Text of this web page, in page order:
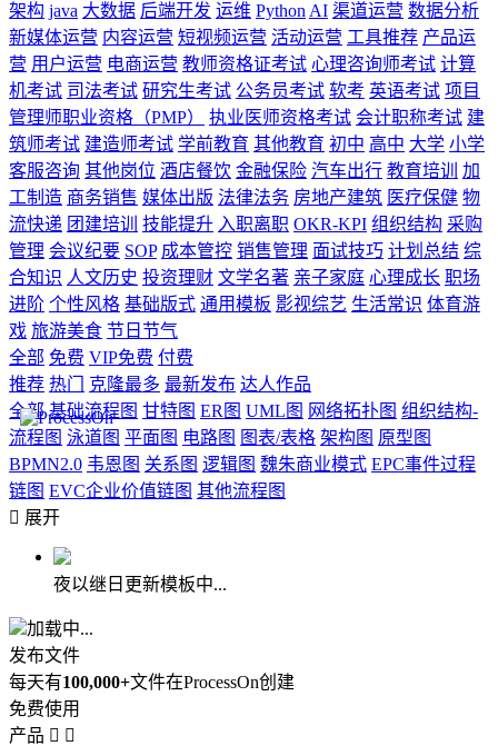
架构 java 大数据 后端开发 运维 Python AI 渠道运营 数据分析
新媒体运营 内容运营 短视频运营 活动运营 工具推荐 产品运
营 用户运营 电商运营 教师资格证考试 心理咨询师考试 计算
机考试 司法考试 研究生考试 公务员考试 软考 英语考试 项目
管理师职业资格（PMP）
执业医师资格考试 会计职称考试 建
筑师考试 建造师考试 学前教育 其他教育 初中 高中 大学 小学
客服咨询 其他岗位 酒店餐饮 金融保险 汽车出行 教育培训
加
工制造 商务销售 媒体出版 法律法务 房地产建筑 医疗保健 物
流快递 团建培训 技能提升 入职离职 OKR-KPI 组织结构 采购
管理 会议纪要 SOP 成本管控 销售管理 面试技巧 计划总结 综
合知识 人文历史 投资理财 文学名著 亲子家庭 心理成长 职场
进阶 个性风格 基础版式 通用模板 影视综艺 生活常识 体育游
戏 旅游美食 节日节气
全部 免费 VIP免费 付费
推荐 热门 克隆最多 最新发布 达人作品
全部 基础流程图 甘特图 ER图 UML图 网络拓扑图 组织结构-
流程图 泳道图 平面图 电路图 图表/表格 架构图 原型图
BPMN2.0 韦恩图 关系图 逻辑图 魏朱商业模式 EPC事件过程
链图 EVC企业价值链图 其他流程图
 展开
夜以继日更新模板中...
加载中...
发布文件
每天有100,000+文件在ProcessOn创建
免费使用
产品  